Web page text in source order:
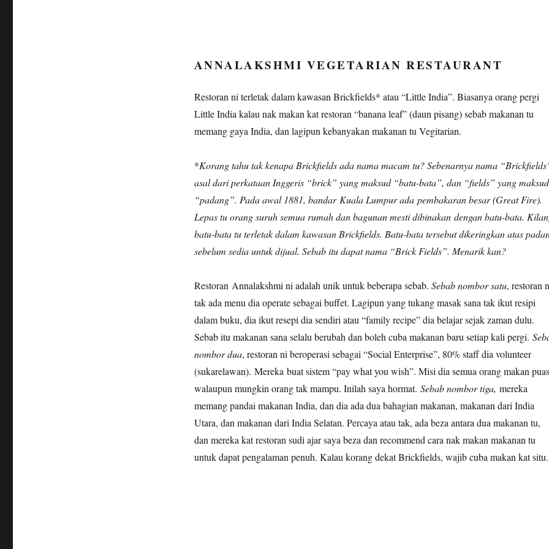
ANNALAKSHMI VEGETARIAN RESTAURANT
Restoran ni terletak dalam kawasan Brickfields* atau “Little India”. Biasanya orang pergi
Little India kalau nak makan kat restoran “banana leaf” (daun pisang) sebab makanan tu
memang gaya India, dan lagipun kebanyakan makanan tu Vegitarian.
*Korang tahu tak kenapa Brickfields ada nama macam tu? Sebenarnya nama
asal dari perkataan Inggeris “brick” yang maksud “batu-bata”, dan “fields” yang maksud
“padang”. Pada awal 1881, bandar Kuala Lumpur ada pembakaran besar (Great Fire).
Lepas tu orang suruh semua rumah dan bagunan mesti dibinakan dengan batu-bata.
batu-bata tu terletak dalam kawasan Brickfields. Batu-bata tersebut dikeringkan atas
sebelum sedia untuk dijual. Sebab itu dapat nama “Brick Fields”. Menarik kan?
Restoran Annalakshmi ni adalah unik untuk beberapa sebab. Sebab nombor satu, restoran
tak ada menu dia operate sebagai buffet. Lagipun yang tukang masak sana tak ikut resipi
dalam buku, dia ikut resepi dia sendiri atau “family recipe” dia belajar sejak zaman dulu.
Sebab itu makanan sana selalu berubah dan boleh cuba makanan baru setiap kali pergi.
nombor dua, restoran ni beroperasi sebagai “Social Enterprise”, 80% staff dia volunteer
(sukarelawan). Mereka buat sistem “pay what you wish”. Misi dia semua orang makan
walaupun mungkin orang tak mampu. Inilah saya hormat. Sebab nombor tiga, mereka
memang pandai makanan India, dan dia ada dua bahagian makanan, makanan dari India
Utara, dan makanan dari India Selatan. Percaya atau tak, ada beza antara dua makanan tu,
dan mereka kat restoran sudi ajar saya beza dan recommend cara nak makan makanan tu
untuk dapat pengalaman penuh. Kalau korang dekat Brickfields, wajib cuba makan kat situ.